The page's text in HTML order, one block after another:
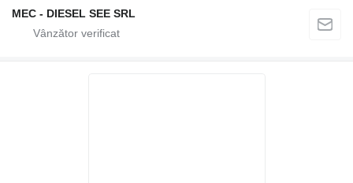
MEC - DIESEL SEE SRL